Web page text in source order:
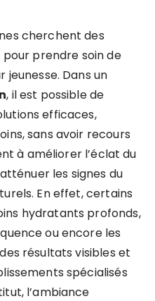
cherchent des
prendre soin de
Dans un
, il est possible de
efficaces,
sans avoir recours
à améliorer l’éclat du
les signes du
En effet, certains
hydratants profonds,
ou encore les
résultats visibles et
spécialisés
l’ambiance